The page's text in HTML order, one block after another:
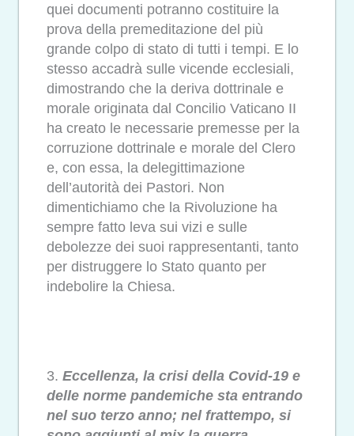
quei documenti potranno costituire la
prova della premeditazione del più
grande colpo di stato di tutti i tempi. E lo
stesso accadrà sulle vicende ecclesiali,
dimostrando che la deriva dottrinale e
morale originata dal Concilio Vaticano II
ha creato le necessarie premesse per la
corruzione dottrinale e morale del Clero
e, con essa, la delegittimazione
dell’autorità dei Pastori. Non
dimentichiamo che la Rivoluzione ha
sempre fatto leva sui vizi e sulle
debolezze dei suoi rappresentanti, tanto
per distruggere lo Stato quanto per
indebolire la Chiesa.
3. Eccellenza, la crisi della Covid-19 e
delle norme pandemiche sta entrando
nel suo terzo anno; nel frattempo, si